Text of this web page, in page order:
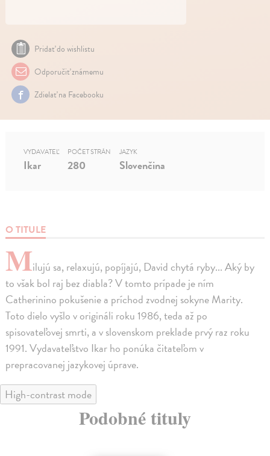
Pridať do wishlistu
Odporučiť známemu
Zdielať na Facebooku
O TITULE
Milujú sa, relaxujú, popíjajú, David chytá ryby... Aký by
to však bol raj bez diabla? V tomto prípade je ním
Catherinino pokušenie a príchod zvodnej sokyne Marity.
Toto dielo vyšlo v origináli roku 1986, teda až po
spisovateľovej smrti, a v slovenskom preklade prvý raz roku
1991. Vydavateľstvo Ikar ho ponúka čitateľom v
prepracovanej jazykovej úprave.
VYDAVATEĽ
Ikar
POČET STRÁN
280
JAZYK
Slovenčina
High-contrast mode
Podobné tituly